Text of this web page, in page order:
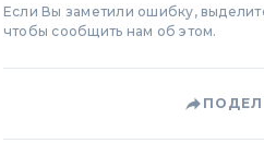
Если Вы заметили ошибку,
чтобы сообщить нам об этом.